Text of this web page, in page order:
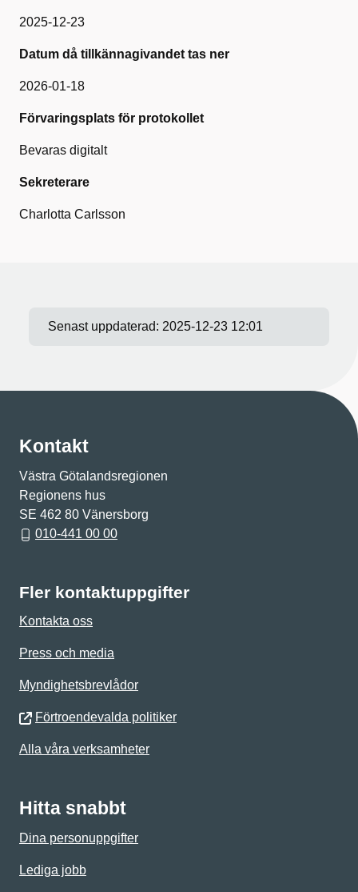
2025-12-23
Datum då tillkännagivandet tas ner
2026-01-18
Förvaringsplats för protokollet
Bevaras digitalt
Sekreterare
Charlotta Carlsson
Senast uppdaterad: 2025-12-23 12:01
Kontakt
Västra Götalandsregionen
Regionens hus
SE 462 80 Vänersborg
010-441 00 00
Fler kontaktuppgifter
Kontakta oss
Press och media
Myndighetsbrevlådor
Förtroendevalda politiker
Alla våra verksamheter
Hitta snabbt
Dina personuppgifter
Lediga jobb